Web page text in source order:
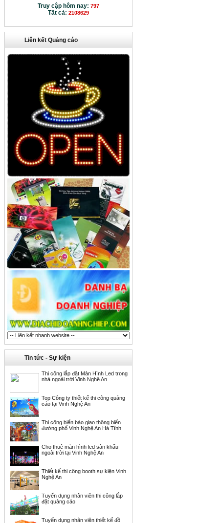
Truy cập hôm nay: 797
Tất cả: 2108629
Liên kết Quảng cáo
Tin tức - Sự kiện
Thi công lắp đặt Màn Hình Led trong
nhà ngoài trời Vinh Nghệ An
Top Công ty thiết kế thi công quảng
cáo tại Vinh Nghệ An
Thi công biển báo giao thông biển
đường phố Vinh Nghệ An Hà Tĩnh
Cho thuê màn hình led sân khấu
ngoài trời tại Vinh Nghệ An
Thiết kế thi công booth sự kiện Vinh
Nghệ An
Tuyển dụng nhân viên thi công lắp
đặt quảng cáo
Tuyển dụng nhân viên thiết kế đồ